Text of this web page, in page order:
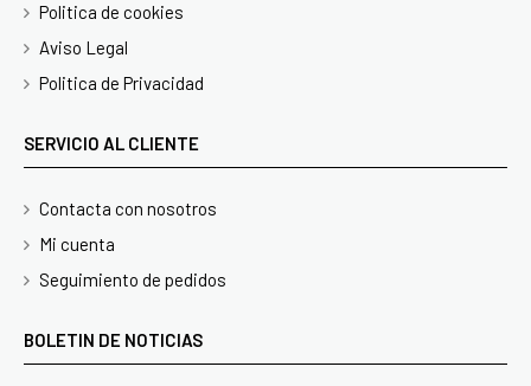
Politica de cookies
Aviso Legal
Politica de Privacidad
SERVICIO AL CLIENTE
Contacta con nosotros
Mi cuenta
Seguimiento de pedidos
BOLETIN DE NOTICIAS